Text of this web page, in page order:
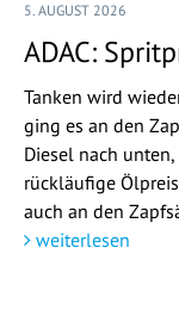
5. AUGUST 2026
ADAC:
Tanken wird
ging es an den
Diesel nach
rückläufige
auch an den
weiterlesen